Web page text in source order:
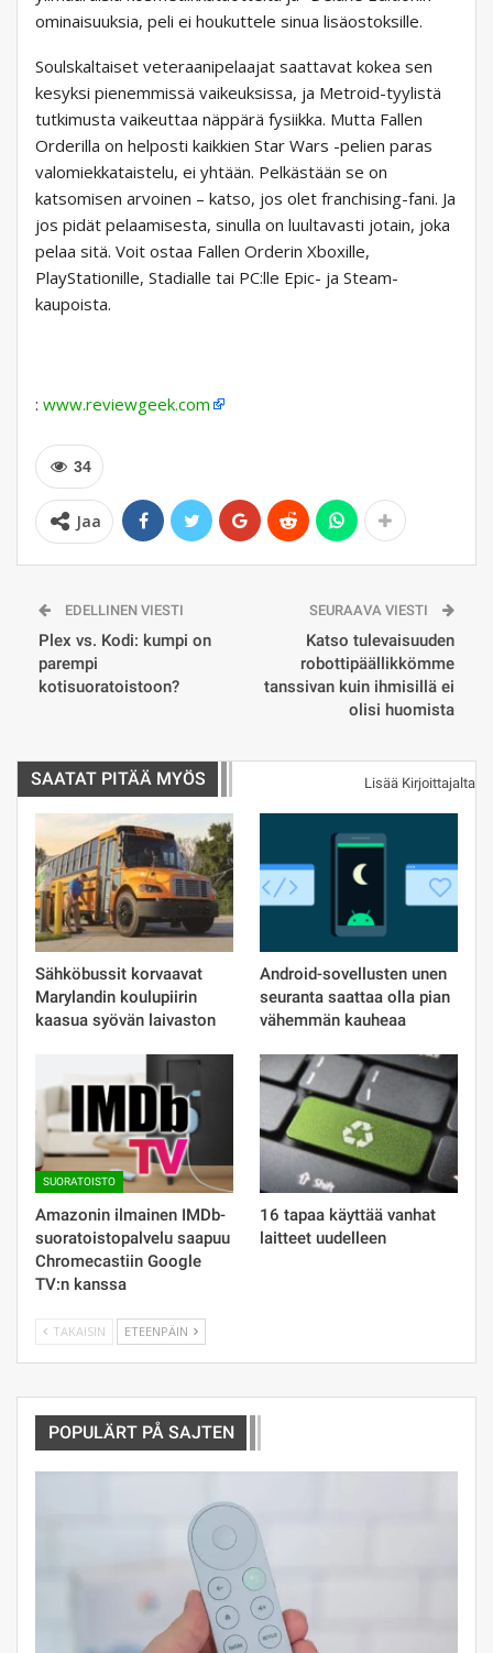
ominaisuuksia, peli ei houkuttele sinua lisäostoksille.
Soulskaltaiset veteraanipelaajat saattavat kokea sen
kesyksi pienemmissä vaikeuksissa, ja Metroid-tyylistä
tutkimusta vaikeuttaa näppärä fysiikka. Mutta Fallen
Orderilla on helposti kaikkien Star Wars -pelien paras
valomiekkataistelu, ei yhtään. Pelkästään se on
katsomisen arvoinen – katso, jos olet franchising-fani. Ja
jos pidät pelaamisesta, sinulla on luultavasti jotain, joka
pelaa sitä. Voit ostaa Fallen Orderin Xboxille,
PlayStationille, Stadialle tai PC:lle Epic- ja Steam-
kaupoista.
: www.reviewgeek.com
34
Jaa
EDELLINEN VIESTI
Plex vs. Kodi: kumpi on
parempi
kotisuoratoistoon?
SEURAAVA VIESTI
Katso tulevaisuuden
robottipäällikkömme
tanssivan kuin ihmisillä ei
olisi huomista
SAATAT PITÄÄ MYÖS Lisää Kirjoittajalta
Sähköbussit korvaavat
Marylandin koulupiirin
kaasua syövän laivaston
Android-sovellusten unen
seuranta saattaa olla pian
vähemmän kauheaa
SUORATOISTO
Amazonin ilmainen IMDb-
suoratoistopalvelu saapuu
Chromecastiin Google
TV:n kanssa
16 tapaa käyttää vanhat
laitteet uudelleen
TAKAISIN ETEENPÄIN
POPULÄRT PÅ SAJTEN